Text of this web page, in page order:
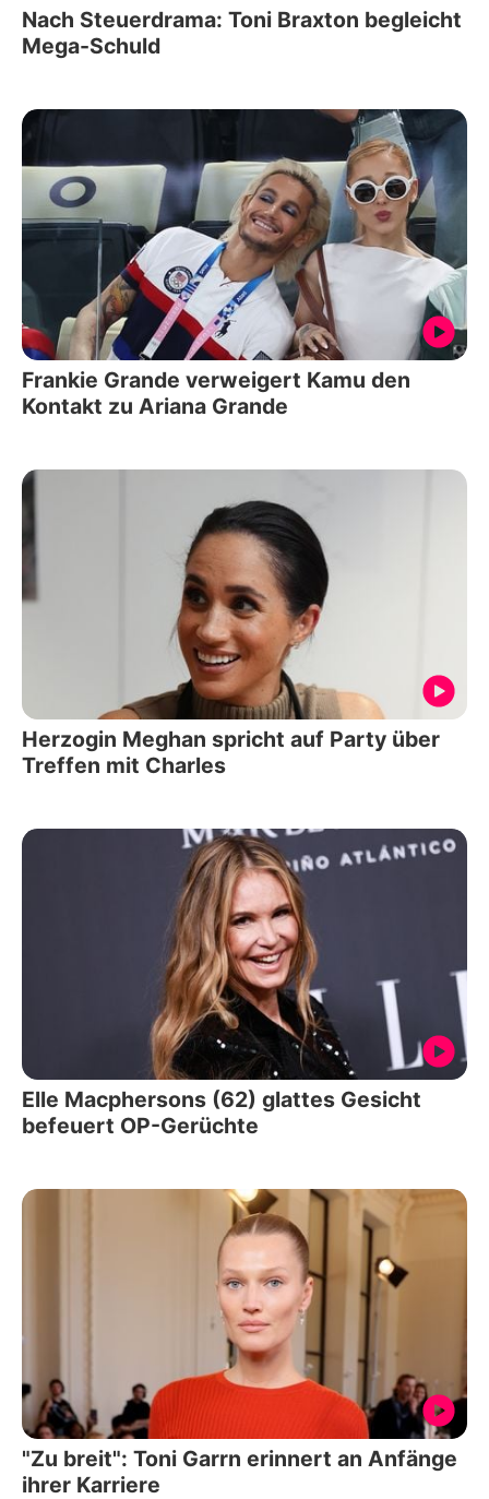
Nach Steuerdrama: Toni Braxton begleicht
Mega-Schuld
Frankie Grande verweigert Kamu den
Kontakt zu Ariana Grande
Herzogin Meghan spricht auf Party über
Treffen mit Charles
Elle Macphersons (62) glattes Gesicht
befeuert OP-Gerüchte
"Zu breit": Toni Garrn erinnert an Anfänge
ihrer Karriere